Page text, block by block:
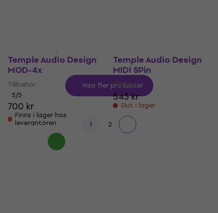
Temple Audio Design
MOD-4x
Tillbehör
5/5
700 kr
Finns i lager hos
leverantören
Temple Audio Design
MIDI 5Pin
Tillbehör
543 kr
Slut i lager
Visa fler produkter
1 2